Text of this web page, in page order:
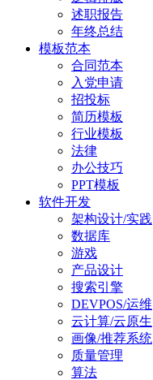
述职报告
年终总结
模板范本
合同范本
入党申请
招投标
简历模板
行业模板
法律
办公技巧
PPT模板
软件开发
架构设计/实践
数据库
游戏
产品设计
搜索引擎
DEVPOS/运维
云计算/云原生
画像/推荐系统
质量管理
算法